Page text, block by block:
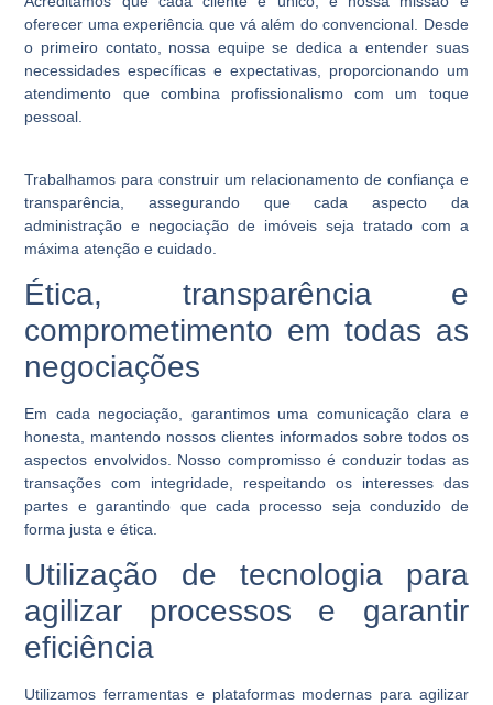
oferecer uma experiência que vá além do convencional. Desde
o primeiro contato, nossa equipe se dedica a entender suas
necessidades específicas e expectativas, proporcionando um
atendimento que combina profissionalismo com um toque
pessoal.
Trabalhamos para construir um relacionamento de confiança e
transparência, assegurando que cada aspecto da
administração e negociação de imóveis seja tratado com a
máxima atenção e cuidado.
Ética, transparência e
comprometimento em todas as
negociações
Em cada negociação, garantimos uma comunicação clara e
honesta, mantendo nossos clientes informados sobre todos os
aspectos envolvidos. Nosso compromisso é conduzir todas as
transações com integridade, respeitando os interesses das
partes e garantindo que cada processo seja conduzido de
forma justa e ética.
Utilização de tecnologia para
agilizar processos e garantir
eficiência
Utilizamos ferramentas e plataformas modernas para agilizar